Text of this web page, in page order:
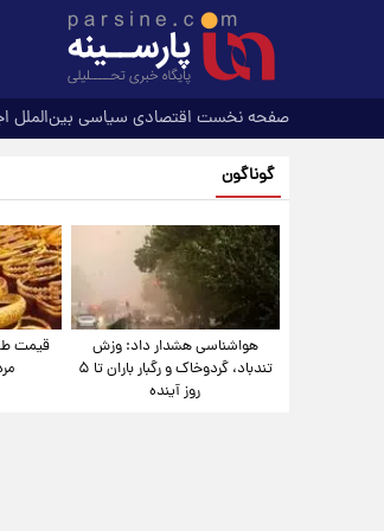
صفحه نخست اقتصادی سیاسی بین‌الملل
گوناگون
هواشناسی هشدار داد: وزش
تندباد، گردوخاک و رگبار باران تا ۵
روز آینده
مرداد